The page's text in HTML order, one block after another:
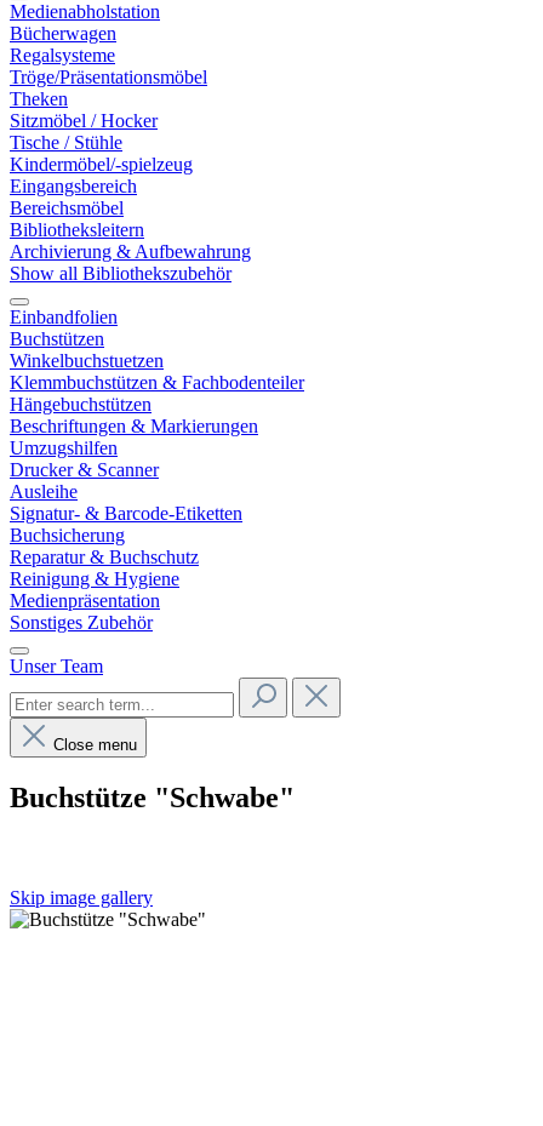
Medienabholstation
Bücherwagen
Regalsysteme
Tröge/Präsentationsmöbel
Theken
Sitzmöbel / Hocker
Tische / Stühle
Kindermöbel/-spielzeug
Eingangsbereich
Bereichsmöbel
Bibliotheksleitern
Archivierung & Aufbewahrung
Show all Bibliothekszubehör
Einbandfolien
Buchstützen
Winkelbuchstuetzen
Klemmbuchstützen & Fachbodenteiler
Hängebuchstützen
Beschriftungen & Markierungen
Umzugshilfen
Drucker & Scanner
Ausleihe
Signatur- & Barcode-Etiketten
Buchsicherung
Reparatur & Buchschutz
Reinigung & Hygiene
Medienpräsentation
Sonstiges Zubehör
Unser Team
Close menu
Buchstütze "Schwabe"
Skip image gallery